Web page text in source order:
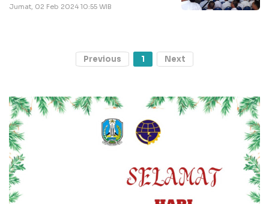
Jumat, 02 Feb 2024 10:55 WIB
Previous 1 Next